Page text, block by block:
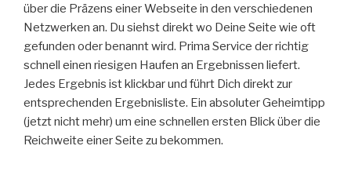
über die Präzens einer Webseite in den verschiedenen
Netzwerken an. Du siehst direkt wo Deine Seite wie oft
gefunden oder benannt wird. Prima Service der richtig
schnell einen riesigen Haufen an Ergebnissen liefert.
Jedes Ergebnis ist klickbar und führt Dich direkt zur
entsprechenden Ergebnisliste. Ein absoluter Geheimtipp
(jetzt nicht mehr) um eine schnellen ersten Blick über die
Reichweite einer Seite zu bekommen.